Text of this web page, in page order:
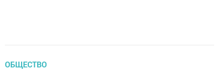
ОБЩЕСТВО